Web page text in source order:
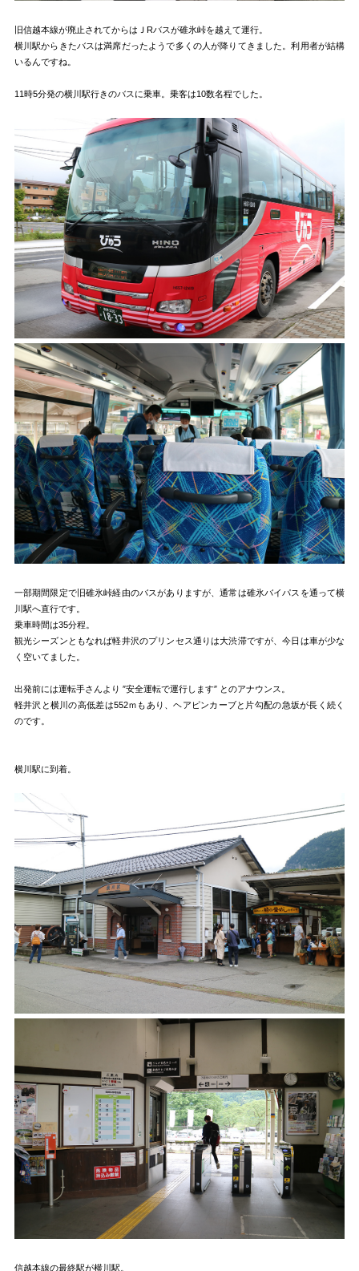
旧信越本線が廃止されてからはＪRバスが碓氷峠を越えて運行。
横川駅からきたバスは満席だったようで多くの人が降りてきました。利用者が結構
いるんですね。
11時5分発の横川駅行きのバスに乗車。乗客は10数名程でした。
一部期間限定で旧碓氷峠経由のバスがありますが、通常は碓氷バイパスを通って横
川駅へ直行です。
乗車時間は35分程。
観光シーズンともなれば軽井沢のプリンセス通りは大渋滞ですが、今日は車が少な
く空いてました。
出発前には運転手さんより ″安全運転で運行します″ とのアナウンス。
軽井沢と横川の高低差は552ｍもあり、ヘアピンカーブと片勾配の急坂が長く続く
のです。
横川駅に到着。
信越本線の最終駅が横川駅。